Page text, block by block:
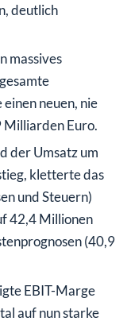
deutlich
massives
neuen, nie
Milliarden Euro.
der Umsatz um
kletterte das
und Steuern)
42,4 Millionen
(40,9
EBIT-Marge
auf nun starke